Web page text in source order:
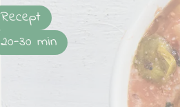
Recept
20-30 min